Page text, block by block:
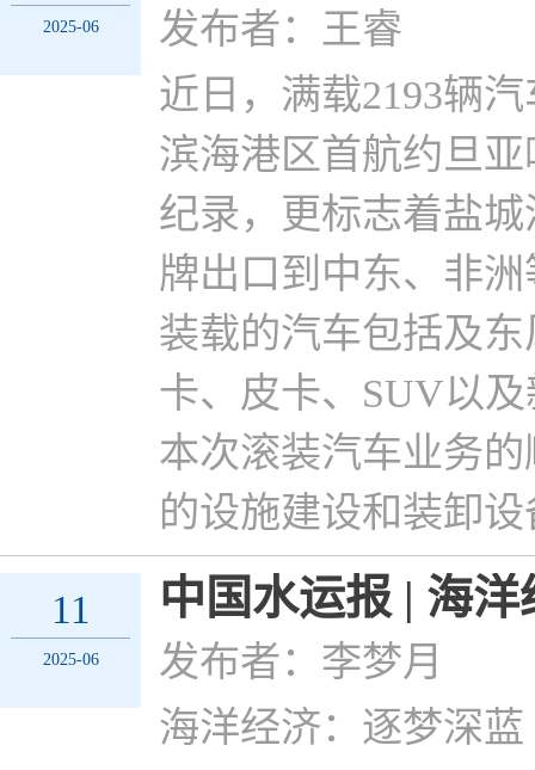
2025-06
发布者：王睿
近日，满载2193辆
滨海港区首航约旦
纪录，更标志着盐
牌出口到中东、非
装载的汽车包括及
卡、皮卡、SUV以
本次滚装汽车业务
的设施建设和装卸
11
2025-06
中国水运报 | 海
发布者：李梦月
海洋经济：逐梦深